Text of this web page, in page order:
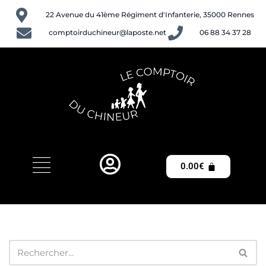
Aller
au
22 Avenue du 41ème Régiment d'Infanterie, 35000 Rennes
comptoirduchineur@laposte.net
06 88 34 37 28
0.00€